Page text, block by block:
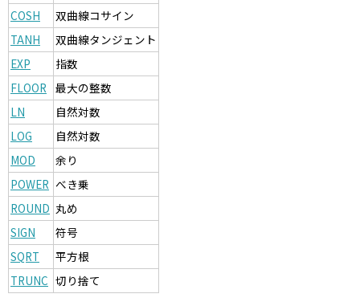
COSH
双曲線コサイン
TANH
双曲線タンジェント
EXP
指数
FLOOR 最大の整数
LN
自然対数
LOG
自然対数
MOD
余り
POWER べき乗
ROUND 丸め
SIGN
符号
SQRT
平方根
TRUNC 切り捨て